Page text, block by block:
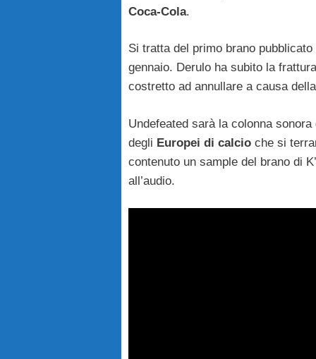
Coca-Cola.
Si tratta del primo brano
gennaio. Derulo ha subito la
costretto ad annullare a causa
Undefeated sarà la colonna
degli Europei di calcio che si
contenuto un sample del brano di
all’audio.